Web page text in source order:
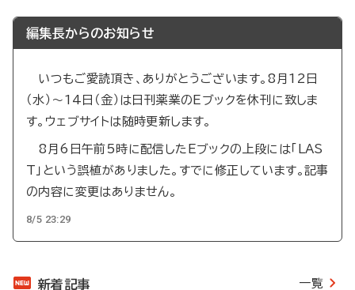
編集長からのお知らせ
いつもご愛読頂き、ありがとうございます。8月12日
（水）～14日（金）は日刊薬業のEブックを休刊に致しま
す。ウェブサイトは随時更新します。
8月6日午前5時に配信したEブックの上段には「LAS
T」という誤植がありました。すでに修正しています。記事
の内容に変更はありません。
8/5 23:29
新着記事 一覧